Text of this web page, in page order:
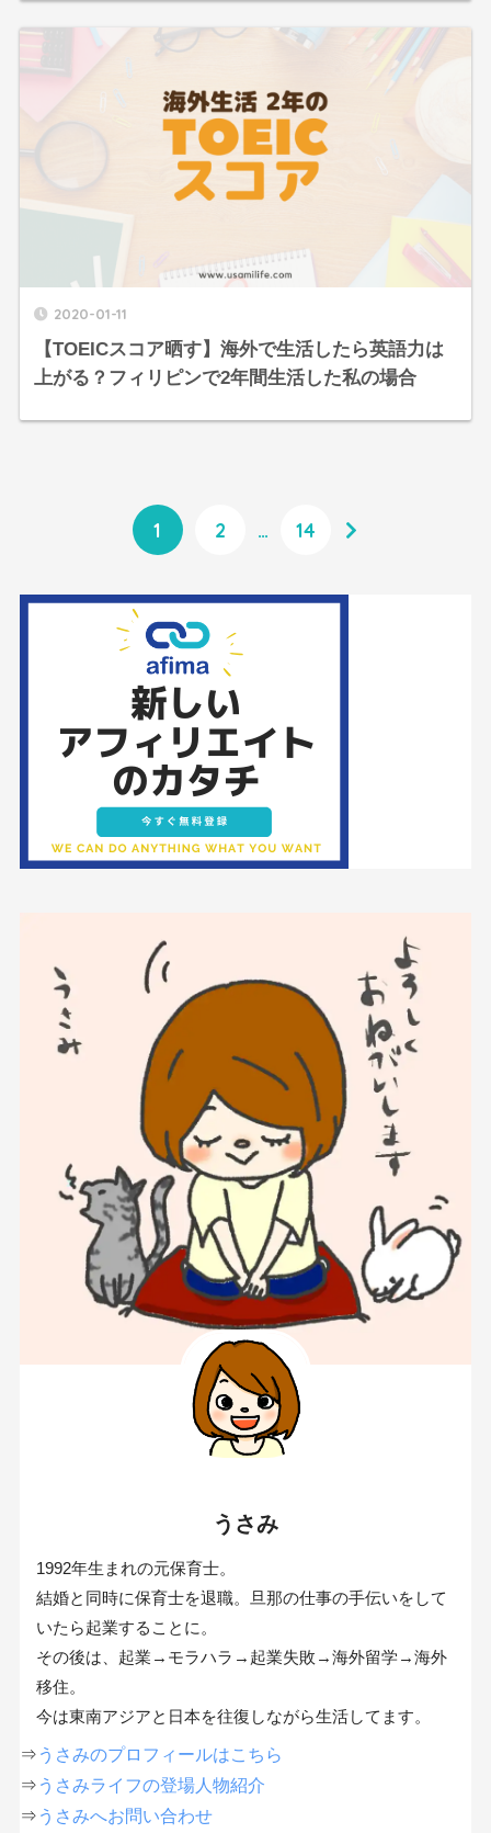
2020-01-11
【TOEICスコア晒す】海外で生活したら英語力は
上がる？フィリピンで2年間生活した私の場合
1 2 … 14
うさみ
1992年生まれの元保育士。
結婚と同時に保育士を退職。旦那の仕事の手伝いをして
いたら起業することに。
その後は、起業→モラハラ→起業失敗→海外留学→海外
移住。
今は東南アジアと日本を往復しながら生活してます。
⇒ うさみのプロフィールはこちら
⇒ うさみライフの登場人物紹介
⇒ うさみへお問い合わせ